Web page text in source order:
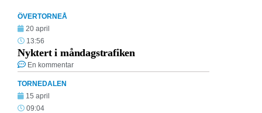
ÖVERTORNEÅ
20 april
13:56
Nyktert i måndagstrafiken
En kommentar
TORNEDALEN
15 april
09:04